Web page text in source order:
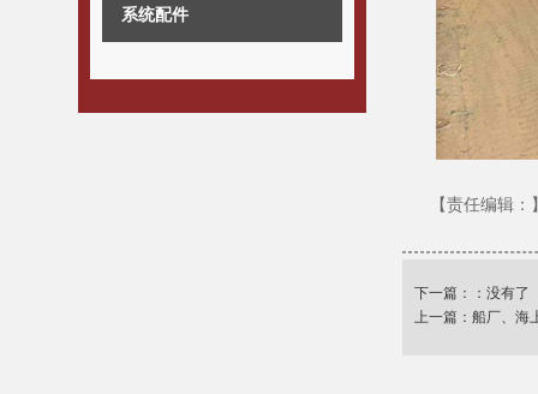
系统配件
【责任编辑：
下一篇：：没有了
上一篇： 船厂、海